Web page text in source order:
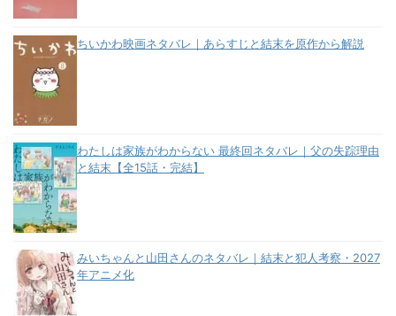
ちいかわ映画ネタバレ｜あらすじと結末を原作から解説
わたしは家族がわからない 最終回ネタバレ｜父の失踪理由
と結末【全15話・完結】
みいちゃんと山田さんのネタバレ｜結末と犯人考察・2027
年アニメ化